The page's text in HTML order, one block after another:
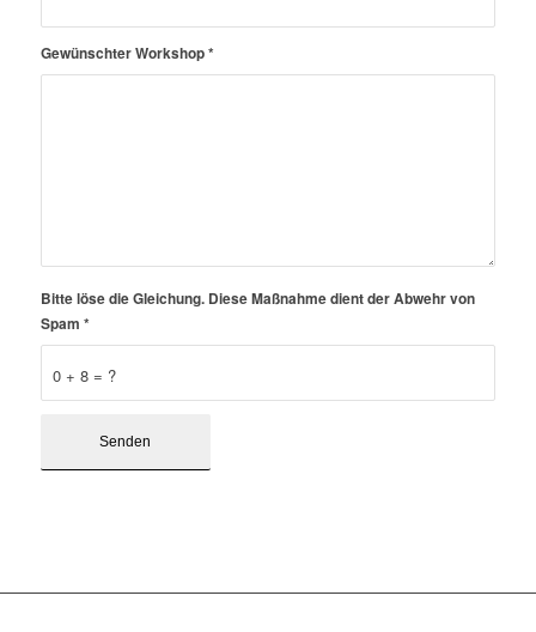
Gewünschter Workshop*
0 + 8 = ?
Bitte löse die Gleichung. Diese Maßnahme dient der Abwehr von
Spam *